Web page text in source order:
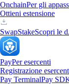
OnchainPer gli
Ottieni estensione
SwapStakeScopri le
PayPer esercenti
Registrazione
Pay TerminalPay